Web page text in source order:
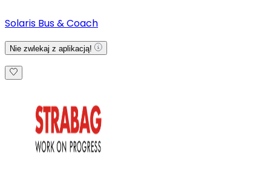
Solaris Bus & Coach
Nie zwlekaj z aplikacją!